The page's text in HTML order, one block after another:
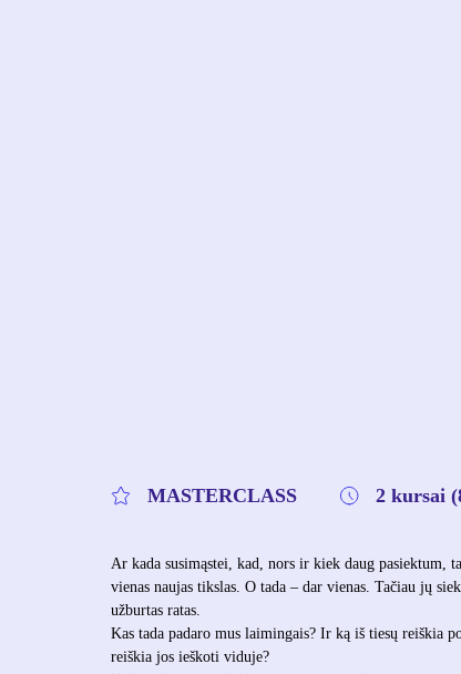
MASTERCLASS 2 kursai
Ar kada susimąstei, kad, nors ir kiek daug pasiektum,
vienas naujas tikslas. O tada – dar vienas. Tačiau jų
užburtas ratas.
Kas tada padaro mus laimingais? Ir ką iš tiesų reiškia
reiškia jos ieškoti viduje?